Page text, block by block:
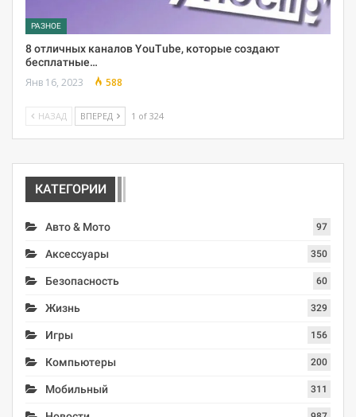
РАЗНОЕ
8 отличных каналов YouTube, которые создают
бесплатные…
Янв 16, 2023 588
НАЗАД ВПЕРЕД 1 of 324
КАТЕГОРИИ
Авто & Мото 97
Аксессуары 350
Безопасность 60
Жизнь 329
Игры 156
Компьютеры 200
Мобильный 311